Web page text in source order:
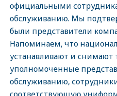
официальными
обслуживанию. Мы
были представители
Напоминаем, что
устанавливают и снимают
уполномоченные
обслуживанию,